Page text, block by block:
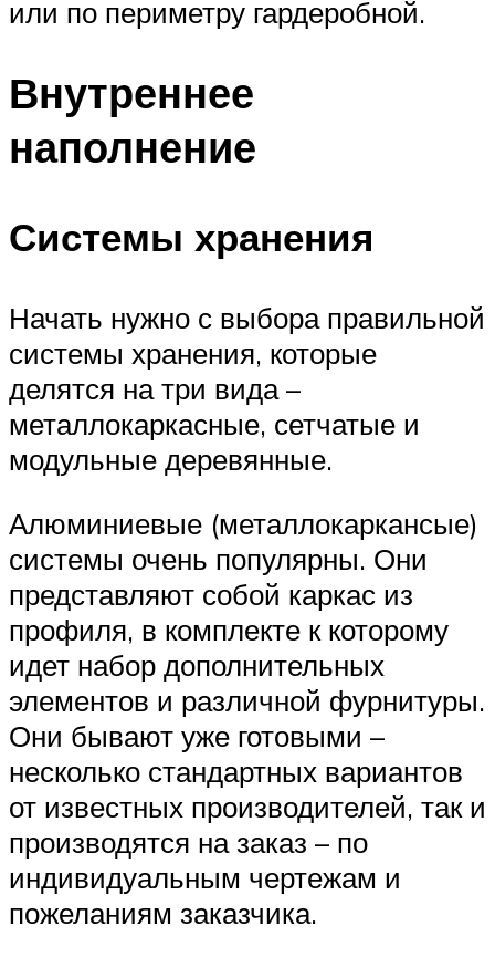
или по периметру гардеробной.
Внутреннее
наполнение
Системы хранения
Начать нужно с выбора правильной
системы хранения, которые
делятся на три вида –
металлокаркасные, сетчатые и
модульные деревянные.
Алюминиевые (металлокаркансые)
системы очень популярны. Они
представляют собой каркас из
профиля, в комплекте к которому
идет набор дополнительных
элементов и различной фурнитуры.
Они бывают уже готовыми –
несколько стандартных вариантов
от известных производителей, так и
производятся на заказ – по
индивидуальным чертежам и
пожеланиям заказчика.